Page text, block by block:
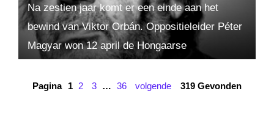
Na zestien jaar komt er een einde aan het
bewind van Viktor Orbán. Oppositieleider Péter
Magyar won 12 april de Hongaarse
meerderheid. Ook in andere...
Pagina 1 2 3 … 36 volgende 319 Gevonden